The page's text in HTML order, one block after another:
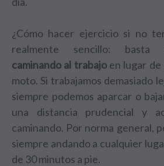
¿Cómo hacer ejercicio si no
realmente sencillo:
caminando al trabajoen lugar de
moto. Si trabajamos demasiado
siempre podemos aparcar o
una distancia prudencial y
caminando. Por norma general,
siempre andando a cualquier
de 30 minutos a pie.